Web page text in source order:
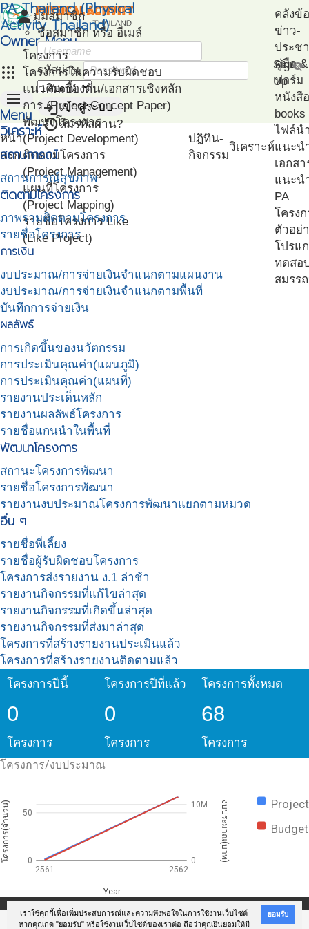
เราใช้คุกกี้เพื่อเพิ่มประสบการณ์และความพึงพอใจในการใช้งานเว็บไซต์
หากคุณกด "ยอมรับ" หรือใช้งานเว็บไซต์ของเราต่อ ถือว่าคุณยินยอมให้มี
ยอมรับ
PA Thailand (Physical
Activity Thailand)
Owner Menu
apps
personมุมสมาชิก
ชื่อสมาชิก หรือ อีเมล์
รหัสผ่าน visibility_off
loginเข้าสู่ระบบ
restoreลืมรหัสผ่าน?
Sign
Up
menu
Menu
หน้า
แรก
โครงการ
โครงการในความรับผิดชอบ
แนวคิดเบื้องต้น/เอกสารเชิงหลัก
การ (Project Concept Paper)
พัฒนาโครงการ
(Project Development)
ติดตามโครงการ
(Project Management)
แผนที่โครงการ
(Project Mapping)
รายชื่อโครงการ Like
(Like Project)
ปฎิทิน-
กิจกรรม
วิเคราะห์
คลังข้
ข่าว-
ประช
คู่มือ
ฟอร์ม
หนังสื
books
ไฟล์น
แนะน
เอกสา
แนะน
PA
โครง
ตัวอย่
โปรแ
ทดสอ
สมรร
วิเคราะห์
สถานการณ์
สถานการณ์สุขภาพ
ติดตามโครงการ
ภาพรวมติดตามโครงการ
รายชื่อโครงการ
การเงิน
งบประมาณ/การจ่ายเงินจำแนกตามแผนงาน
งบประมาณ/การจ่ายเงินจำแนกตามพื้นที่
บันทึกการจ่ายเงิน
ผลลัพธ์
การเกิดขึ้นของนวัตกรรม
การประเมินคุณค่า(แผนภูมิ)
การประเมินคุณค่า(แผนที่)
รายงานประเด็นหลัก
รายงานผลลัพธ์โครงการ
รายชื่อแกนนำในพื้นที่
พัฒนาโครงการ
สถานะโครงการพัฒนา
รายชื่อโครงการพัฒนา
รายงานงบประมาณโครงการพัฒนาแยกตามหมวด
อื่น ๆ
รายชื่อพี่เลี้ยง
รายชื่อผู้รับผิดชอบโครงการ
โครงการส่งรายงาน ง.1 ล่าช้า
รายงานกิจกรรมที่แก้ไขล่าสุด
รายงานกิจกรรมที่เกิดขึ้นล่าสุด
รายงานกิจกรรมที่ส่งมาล่าสุด
โครงการที่สร้างรายงานประเมินแล้ว
โครงการที่สร้างรายงานติดตามแล้ว
โครงการปีนี้
0
โครงการ​
โครงการปีที่แล้ว
0
โครงการ​
โครงการทั้งหมด
68
โครงการ​
โครงการ/งบประมาณ
Project
Budget
2561 2562
Year
0
50
โครงการ(จำนวน) 0
10M งบประมาณ(บาท)
@Copyright 2017 สถาบันการจัดการระบบสุขภาพ ม.สงขลานครินทร์ (สจรส.ม.อ.)